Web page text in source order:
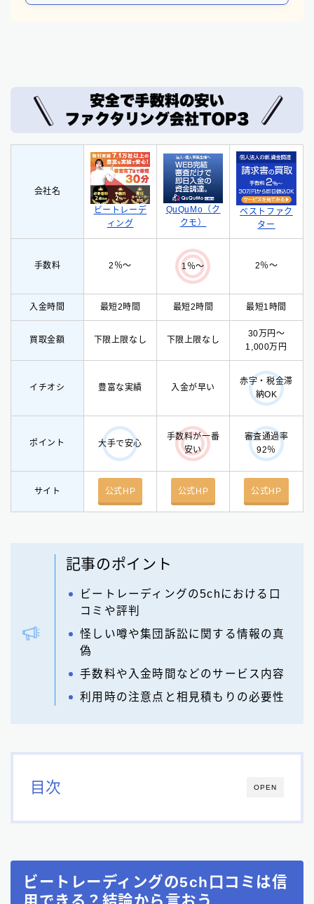
会社名
ビートレーデ
ィング
QuQuMo（ク
クモ）
ベストファク
ター
手数料 2％〜 1％〜 2％〜
入金時間 最短2時間 最短2時間 最短1時間
買取金額 下限上限なし 下限上限なし
30万円〜
1,000万円
イチオシ 豊富な実績 入金が早い
赤字・税金滞
納OK
ポイント 大手で安心
手数料が一番
安い
審査通過率
92％
サイト 公式HP 公式HP 公式HP
記事のポイント
ビートレーディングの5chにおける口
コミや評判
怪しい噂や集団訴訟に関する情報の真
偽
手数料や入金時間などのサービス内容
利用時の注意点と相見積もりの必要性
OPEN
目次
ビートレーディングの5ch口コミは信